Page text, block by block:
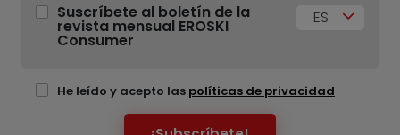
Suscríbete al boletín de la
revista mensual EROSKI
Consumer
ES
He leído y acepto las políticas de privacidad